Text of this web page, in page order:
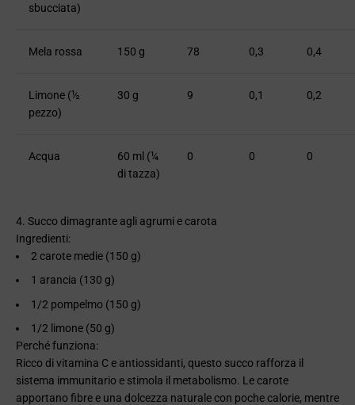
sbucciata)
Mela rossa 150 g 78 0,3 0,4
Limone (½
pezzo)
30 g 9 0,1 0,2
Acqua
60 ml (¼
di tazza)
0 0 0
4. Succo dimagrante agli agrumi e carota
Ingredienti:
2 carote medie (150 g)
1 arancia (130 g)
1/2 pompelmo (150 g)
1/2 limone (50 g)
Perché funziona:
Ricco di vitamina C e antiossidanti, questo succo rafforza il
sistema immunitario e stimola il metabolismo. Le carote
apportano fibre e una dolcezza naturale con poche calorie, mentre